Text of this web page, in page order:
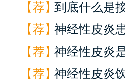
【荐】到底什么是
【荐】神经性皮炎
【荐】神经性皮炎
【荐】神经性皮炎